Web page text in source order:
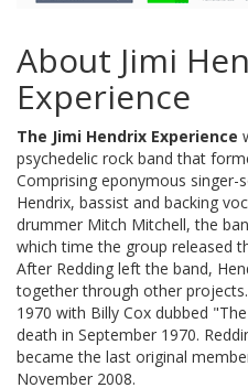
About Jimi
Experience
The Jimi Hendrix Experience
psychedelic rock band that
Comprising eponymous singer-
Hendrix, bassist and backing
drummer Mitch Mitchell, the
which time the group released
After Redding left the band,
together through other
1970 with Billy Cox dubbed
death in September 1970.
became the last original
November 2008.